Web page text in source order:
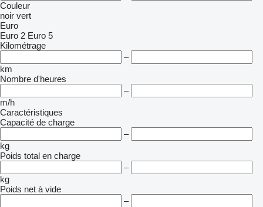
Couleur
noir vert
Euro
Euro 2 Euro 5
Kilométrage
–
km
Nombre d'heures
–
m/h
Caractéristiques
Capacité de charge
–
kg
Poids total en charge
–
kg
Poids net à vide
–